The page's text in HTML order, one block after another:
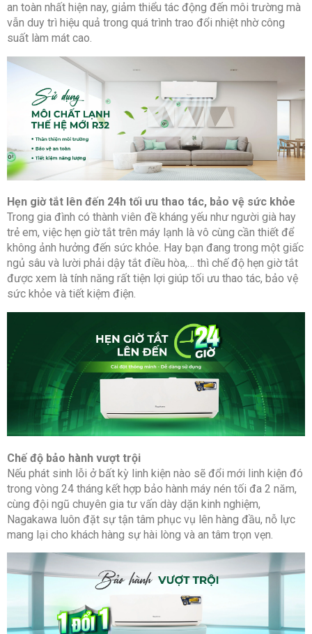
an toàn nhất hiện nay, giảm thiểu tác động đến môi trường mà
vẫn duy trì hiệu quả trong quá trình trao đổi nhiệt nhờ công
suất làm mát cao.
Hẹn giờ tắt lên đến 24h tối ưu thao tác, bảo vệ sức khỏe
Trong gia đình có thành viên đề kháng yếu như người già hay
trẻ em, việc hẹn giờ tắt trên máy lạnh là vô cùng cần thiết để
không ảnh hưởng đến sức khỏe. Hay bạn đang trong một giấc
ngủ sâu và lười phải dậy tắt điều hòa,… thì chế độ hẹn giờ tắt
được xem là tính năng rất tiện lợi giúp tối ưu thao tác, bảo vệ
sức khỏe và tiết kiệm điện.
Chế độ bảo hành vượt trội
Nếu phát sinh lỗi ở bất kỳ linh kiện nào sẽ đổi mới linh kiện đó
trong vòng 24 tháng kết hợp bảo hành máy nén tối đa 2 năm,
cùng đội ngũ chuyên gia tư vấn dày dặn kinh nghiệm,
Nagakawa luôn đặt sự tận tâm phục vụ lên hàng đầu, nỗ lực
mang lại cho khách hàng sự hài lòng và an tâm trọn vẹn.